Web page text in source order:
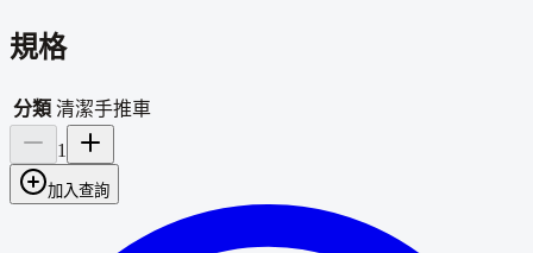
規格
分類 清潔手推車
1
加入查詢